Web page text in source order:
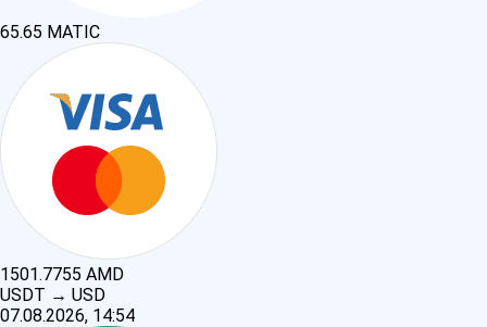
65.65 MATIC
1501.7755 AMD
USDT → USD
07.08.2026, 14:54